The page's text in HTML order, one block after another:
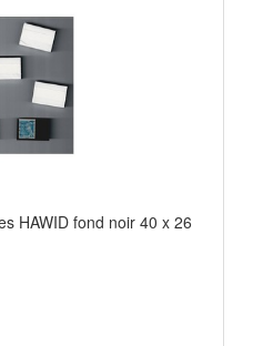
HAWID fond noir 40 x 26